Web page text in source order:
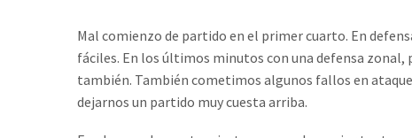
Mal comienzo de partido en el primer cuarto. En
fáciles. En los últimos minutos con una defensa
también. También cometimos algunos fallos en
dejarnos un partido muy cuesta arriba.